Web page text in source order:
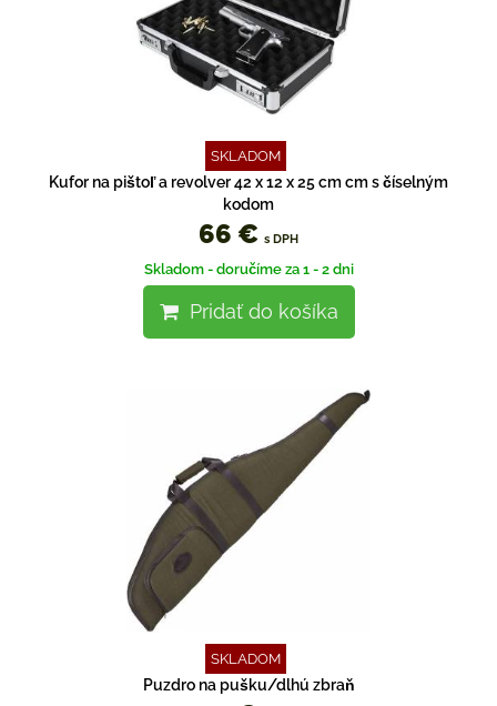
SKLADOM
Kufor na pištoľ a revolver 42 x 12 x 25 cm cm s číselným
kodom
66 € s DPH
Skladom - doručíme za 1 - 2 dni
Pridať do košíka
SKLADOM
Puzdro na pušku/dlhú zbraň